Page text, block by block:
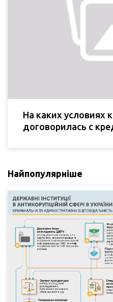
На каких условиях
договорилась с
Найпопулярніше